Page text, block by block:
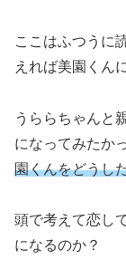
ここはふつうに
えれば美園くん
うららちゃんと
になってみたか
園くんをどうし
頭で考えて恋し
になるのか？